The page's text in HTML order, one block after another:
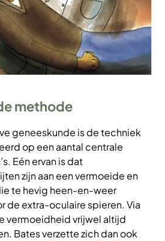
methode
geneeskunde is de techniek
op een aantal centrale
Eén ervan is dat
zijn aan een vermoeide en
te hevig heen-en-weer
de extra-oculaire spieren. Via
vermoeidheid vrijwel altijd
Bates verzette zich dan ook